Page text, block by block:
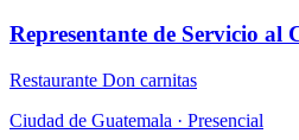
Representante de Servicio al
Restaurante Don carnitas
Ciudad de Guatemala · Presencial